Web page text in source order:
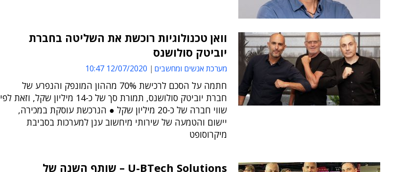
וואן טכנולוגיות רוכשת את השליטה בחברת
יוביטק סולושנס
מערכת אנשים ומחשבים 12/07/2020 10:47
חתמה על הסכם לרכישת 70% מההון המונפק והנפרע של
חברת יוביטק סולושנס, תמורת סך של כ-14 מיליון שקל, וזאת לפי
שווי חברה של כ-20 מיליון שקל ● הנרכשת עוסקת במכירה,
יישום והטמעה של שירותי מיחשוב ענן למערכות בסביבת
מיקרוסופט
U-BTech Solutions – שותף השנה של